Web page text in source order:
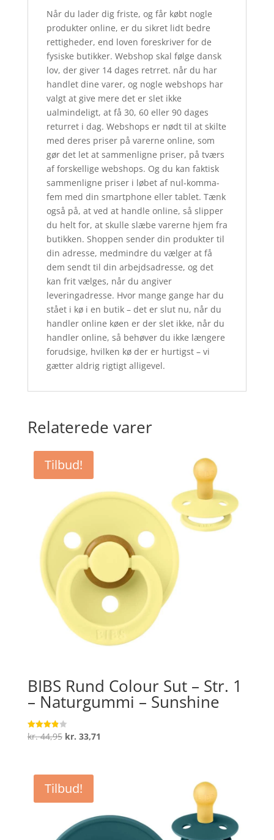
Når du lader dig friste, og får købt nogle
produkter online, er du sikret lidt bedre
rettigheder, end loven foreskriver for de
fysiske butikker. Webshop skal følge dansk
lov, der giver 14 dages retrret. når du har
handlet dine varer, og nogle webshops har
valgt at give mere det er slet ikke
ualmindeligt, at få 30, 60 eller 90 dages
returret i dag. Webshops er nødt til at skilte
med deres priser på varerne online, som
gør det let at sammenligne priser, på tværs
af forskellige webshops. Og du kan faktisk
sammenligne priser i løbet af nul-komma-
fem med din smartphone eller tablet. Tænk
også på, at ved at handle online, så slipper
du helt for, at skulle slæbe varerne hjem fra
butikken. Shoppen sender din produkter til
din adresse, medmindre du vælger at få
dem sendt til din arbejdsadresse, og det
kan frit vælges, når du angiver
leveringadresse. Hvor mange gange har du
stået i kø i en butik – det er slut nu, når du
handler online køen er der slet ikke, når du
handler online, så behøver du ikke længere
forudsige, hvilken kø der er hurtigst – vi
gætter aldrig rigtigt alligevel.
Relaterede varer
Tilbud!
BIBS Rund Colour Sut – Str. 1
– Naturgummi – Sunshine
Vurderet
3.9
kr.44,95 Den
var:
kr. 44,95.
kr. 33,71
Tilbud!